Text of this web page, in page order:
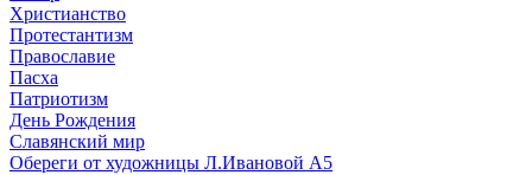
Христианство
Протестантизм
Православие
Пасха
Патриотизм
День Рождения
Славянский мир
Обереги от художницы Л.Ивановой А5